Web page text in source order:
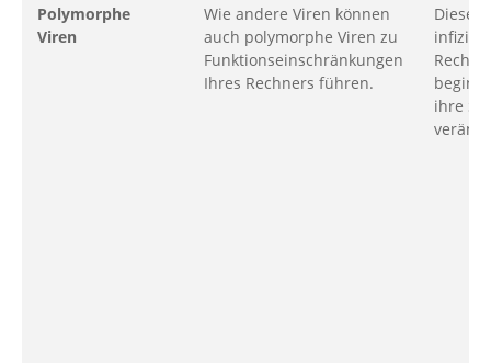
Polymorphe
Viren
Wie andere Viren können
auch polymorphe Viren zu
Funktionseinschränkungen
Ihres Rechners führen.
Diese
ihre